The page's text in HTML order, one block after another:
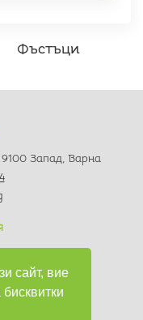
сайт, вие
Фъстъци
Запад, Варна